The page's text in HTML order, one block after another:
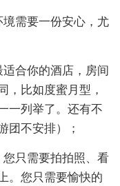
需要一份安心，尤
合你的酒店，房间
，比如度蜜月型，
一列举了。还有不
团不安排）；
只需要拍拍照、看
。您只需要愉快的